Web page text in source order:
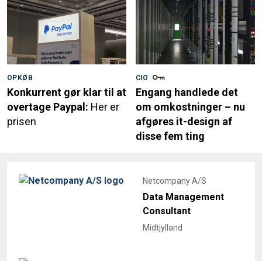
OPKØB
Konkurrent gør klar til at
overtage Paypal: Her er
prisen
CIO
Engang handlede det
om omkostninger – nu
afgøres it-design af
disse fem ting
Netcompany A/S
Data Management
Consultant
Midtjylland